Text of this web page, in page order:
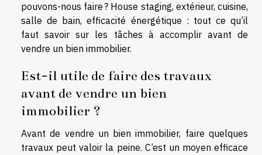
pouvons-nous faire ? House staging, extérieur, cuisine,
salle de bain, efficacité énergétique : tout ce qu’il
faut savoir sur les tâches à accomplir avant de
vendre un bien immobilier.
Est-il utile de faire des travaux
avant de vendre un bien
immobilier ?
Avant de vendre un bien immobilier, faire quelques
travaux peut valoir la peine. C’est un moyen efficace